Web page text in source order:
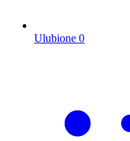
Ulubione 0